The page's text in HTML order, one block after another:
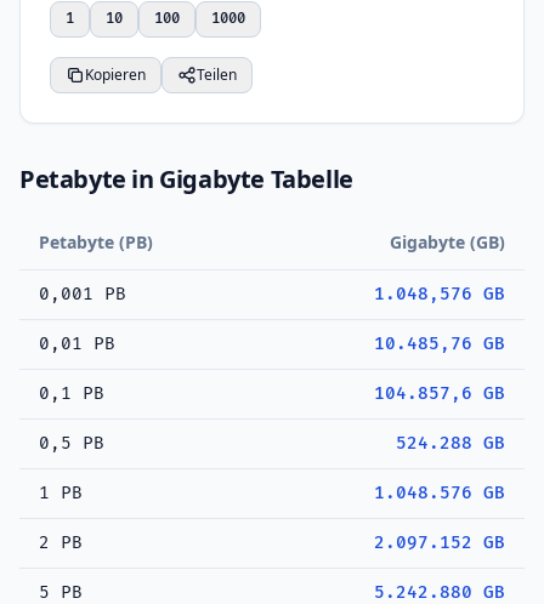
1 10 100 1000
Kopieren Teilen
Petabyte in Gigabyte Tabelle
Petabyte (PB) Gigabyte (GB)
0,001 PB 1.048,576 GB
0,01 PB 10.485,76 GB
0,1 PB 104.857,6 GB
0,5 PB 524.288 GB
1 PB 1.048.576 GB
2 PB 2.097.152 GB
5 PB 5.242.880 GB